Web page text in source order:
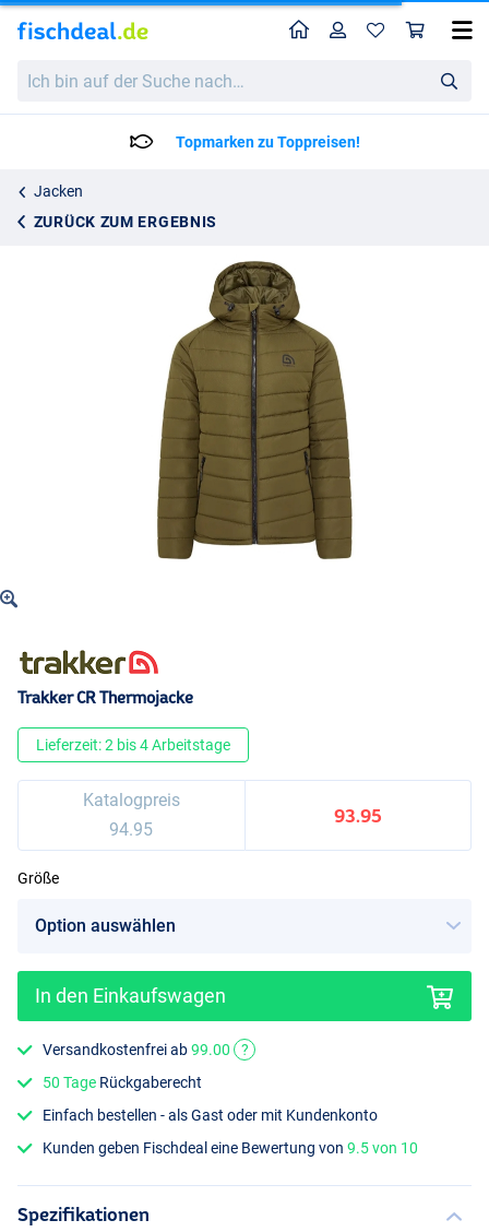
bin
HomeProfil
Topmarken zu Toppreisen!
Jacken
ZURÜCK ZUM ERGEBNIS
Trakker CR Thermojacke
94.95
Trakker CR Thermojacke
Lieferzeit: 2 bis 4 Arbeitstage
Katalogpreis
94.95
93.95
Größe
In den Einkaufswagen
Versandkostenfrei ab99.00
?
50 Tage Rückgaberecht
Einfach bestellen - als Gast oder mit Kundenkonto
Kunden geben Fischdeal eine Bewertung von9.5 von 10
Spezifikationen